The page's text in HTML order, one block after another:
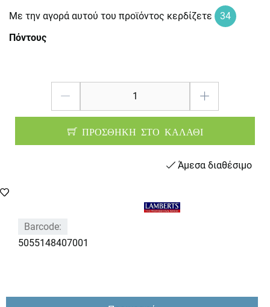
Με την αγορά αυτού του προϊόντος κερδίζετε
34
Πόντους
ΠΡΟΣΘΗΚΗ ΣΤΟ ΚΑΛΑΘΙ
Άμεσα διαθέσιμο
Barcode:
5055148407001